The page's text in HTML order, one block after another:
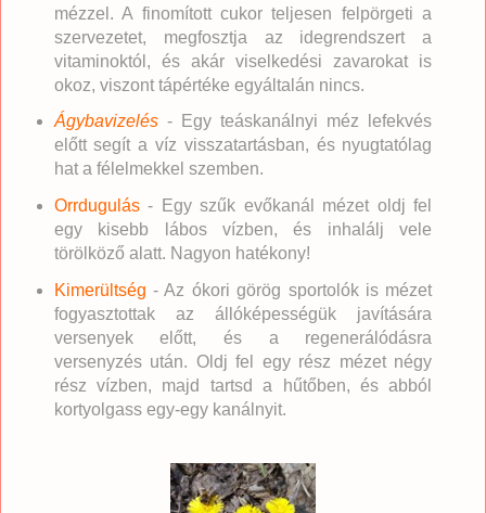
mézzel. A finomított cukor teljesen felpörgeti a
szervezetet, megfosztja az idegrendszert a
vitaminoktól, és akár viselkedési zavarokat is
okoz, viszont tápértéke egyáltalán nincs.
Ágybavizelés- Egy teáskanálnyi méz lefekvés
előtt segít a víz visszatartásban, és nyugtatólag
hat a félelmekkel szemben.
Orrdugulás- Egy szűk evőkanál mézet oldj fel
egy kisebb lábos vízben, és inhalálj vele
törölköző alatt. Nagyon hatékony!
Kimerültség - Az ókori görög sportolók is mézet
fogyasztottak az állóképességük javítására
versenyek előtt, és a regenerálódásra
versenyzés után. Oldj fel egy rész mézet négy
rész vízben, majd tartsd a hűtőben, és abból
kortyolgass egy-egy kanálnyit.